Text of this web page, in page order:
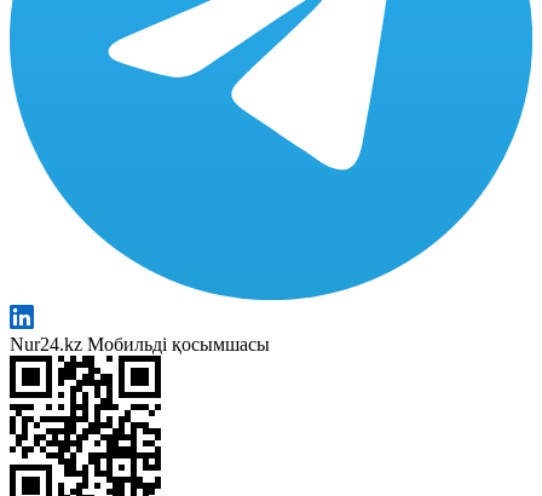
Nur24.kz Мобильді қосымшасы